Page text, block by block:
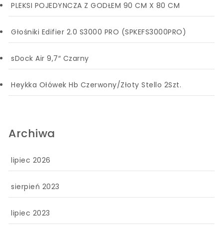
PLEKSI POJEDYNCZA Z GODŁEM 90 CM X 80 CM
Głośniki Edifier 2.0 S3000 PRO (SPKEFS3000PRO)
sDock Air 9,7″ Czarny
Heykka Ołówek Hb Czerwony/Złoty Stello 2Szt.
Archiwa
lipiec 2026
sierpień 2023
lipiec 2023